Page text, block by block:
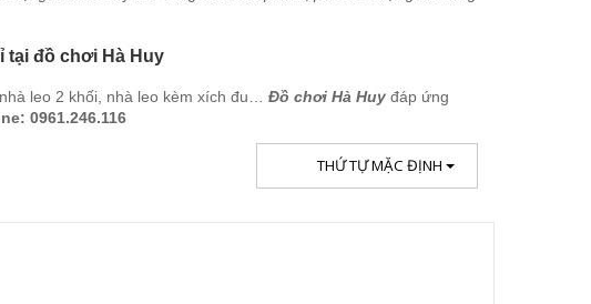
tại đồ chơi Hà Huy
leo 2 khối, nhà leo kèm xích đu… Đồ chơi Hà Huyđáp ứng
0961.246.116
THỨ TỰ MẶC ĐỊNH